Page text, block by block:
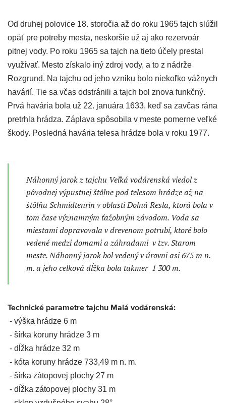
Od druhej polovice 18. storočia až do roku 1965 tajch slúžil
opäť pre potreby mesta, neskoršie už aj ako rezervoár
pitnej vody. Po roku 1965 sa tajch na tieto účely prestal
využívať. Mesto získalo iný zdroj vody, a to z nádrže
Rozgrund. Na tajchu od jeho vzniku bolo niekoľko vážnych
havárií. Tie sa včas odstránili a tajch bol znova funkčný.
Prvá havária bola už 22. januára 1633, keď sa zavčas rána
pretrhla hrádza. Záplava spôsobila v meste pomerne veľké
škody. Posledná havária telesa hrádze bola v roku 1977.
Náhonný jarok z tajchu Veľká vodárenská viedol z
pôvodnej výpustnej štôlne pod telesom hrádze až na
štôlňu Schmidtenrin v oblasti Dolná Resla, ktorá bola v
tom čase významným ťažobným závodom. Voda sa
miestami dopravovala v drevenom potrubí, ktoré bolo
vedené medzi domami a záhradami v tzv. Starom
meste. Náhonný jarok bol vedený v úrovni asi 675 m n.
m. a jeho celková dĺžka bola takmer 1 300 m.
Technické parametre tajchu Malá vodárenská:
- výška hrádze 6 m
- šírka koruny hrádze 3 m
- dĺžka hrádze 32 m
- kóta koruny hrádze 733,49 m n. m.
- šírka zátopovej plochy 27 m
- dĺžka zátopovej plochy 31 m